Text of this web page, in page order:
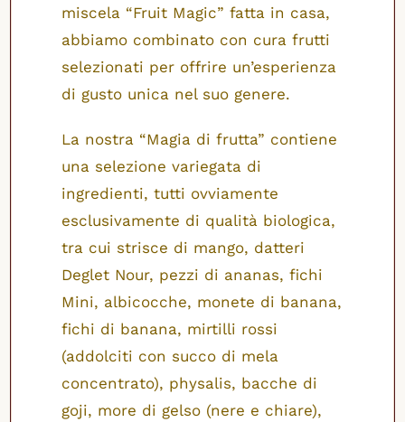
miscela “Fruit Magic” fatta in casa,
abbiamo combinato con cura frutti
selezionati per offrire un’esperienza
di gusto unica nel suo genere.
La nostra “Magia di frutta” contiene
una selezione variegata di
ingredienti, tutti ovviamente
esclusivamente di qualità biologica,
tra cui strisce di mango, datteri
Deglet Nour, pezzi di ananas, fichi
Mini, albicocche, monete di banana,
fichi di banana, mirtilli rossi
(addolciti con succo di mela
concentrato), physalis, bacche di
goji, more di gelso (nere e chiare),